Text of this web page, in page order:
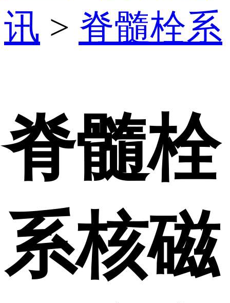
讯 > 脊髓栓系
脊髓栓
系核磁